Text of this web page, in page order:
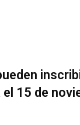
el 15 de